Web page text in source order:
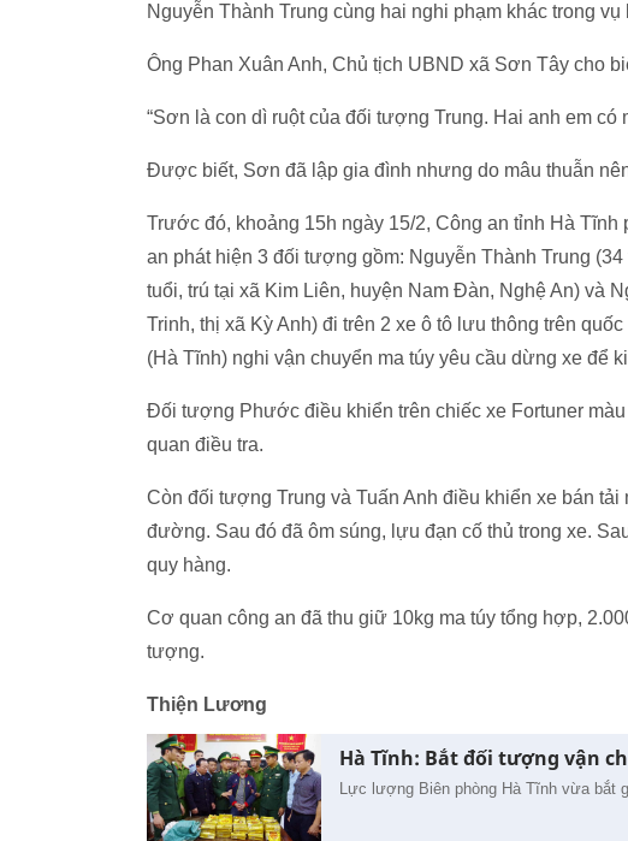
Nguyễn Thành Trung cùng hai nghi phạm khác trong
Ông Phan Xuân Anh, Chủ tịch UBND xã Sơn Tây cho
“Sơn là con dì ruột của đối tượng Trung. Hai anh em
Được biết, Sơn đã lập gia đình nhưng do mâu thuẫn
Trước đó, khoảng 15h ngày 15/2, Công an tỉnh Hà
an phát hiện 3 đối tượng gồm: Nguyễn Thành Trung
tuổi, trú tại xã Kim Liên, huyện Nam Đàn, Nghệ An) và
Trinh, thị xã Kỳ Anh) đi trên 2 xe ô tô lưu thông trên
(Hà Tĩnh) nghi vận chuyển ma túy yêu cầu dừng xe để
Đối tượng Phước điều khiển trên chiếc xe Fortuner
quan điều tra.
Còn đối tượng Trung và Tuấn Anh điều khiển xe bán
đường. Sau đó đã ôm súng, lựu đạn cố thủ trong xe.
quy hàng.
Cơ quan công an đã thu giữ 10kg ma túy tổng hợp,
tượng.
Thiện Lương
Hà Tĩnh: Bắt đối tượng vận
Lực lượng Biên phòng Hà Tĩnh vừa bắt